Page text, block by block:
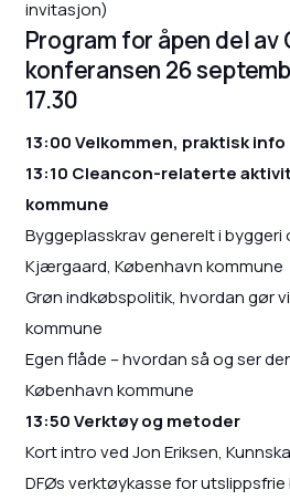
invitasjon)
Program for åpen del
konferansen 26
17.30
13:00 Velkommen, praktisk
13:10 Cleancon-relaterte
kommune
Byggeplasskrav generelt i
Kjærgaard, København kommune
Grøn indkøbspolitik, hvordan gør
kommune
Egen flåde – hvordan så og ser
København kommune
13:50 Verktøy og metoder
Kort intro ved Jon Eriksen,
DFØs verktøykasse for